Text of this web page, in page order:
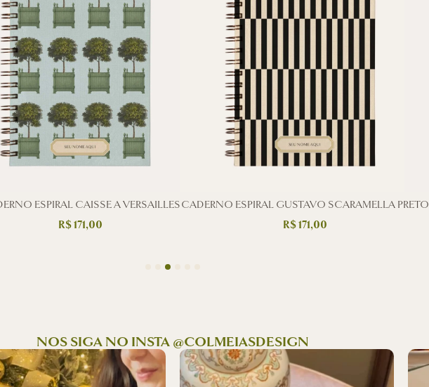
ESPIRAL CAISSE A VERSAILLES
R$171,00
CADERNO ESPIRAL GUSTAVO SCARAMELLA PRETO
R$171,00
NOS SIGA NO INSTA @COLMEIASDESIGN